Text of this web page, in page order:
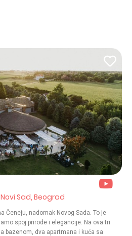
Sad, Beograd
Čeneju, nadomak Novog Sada. To je
spoj prirode i elegancije. Na ova tri
bazenom, dva apartmana i kuća sa